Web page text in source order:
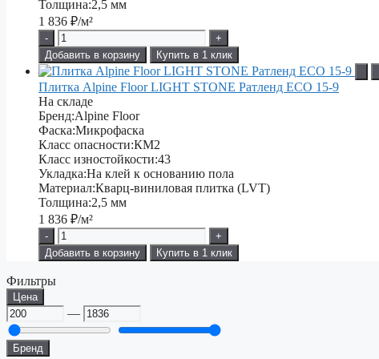
Толщина:2,5 мм
1 836 ₽/м²
-
+
Добавить в корзину
Купить в 1 клик
Плитка Alpine Floor LIGHT STONE Ратленд ЕСО 15-9
На складе
Бренд:Alpine Floor
Фаска:Микрофаска
Класс опасности:КМ2
Класс изностойкости:43
Укладка:На клей к основанию пола
Материал:Кварц-виниловая плитка (LVT)
Толщина:2,5 мм
1 836 ₽/м²
-
+
Добавить в корзину
Купить в 1 клик
Фильтры
Цена
—
Бренд